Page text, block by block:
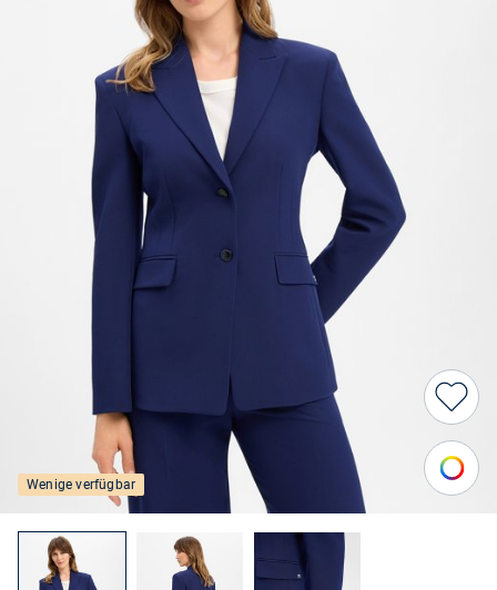
Wenige verfügbar